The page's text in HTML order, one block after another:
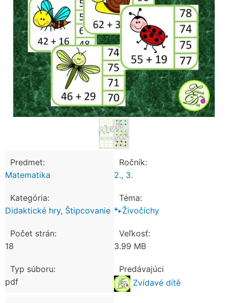
Predmet:
Matematika
Ročník:
2., 3.
Kategória:
Didaktické hry, Štipcovanie
Téma:
🐾Živočíchy
Počet strán:
18
Veľkosť:
3.99 MB
Typ súboru:
pdf
Predávajúci
Zvídavé dítě